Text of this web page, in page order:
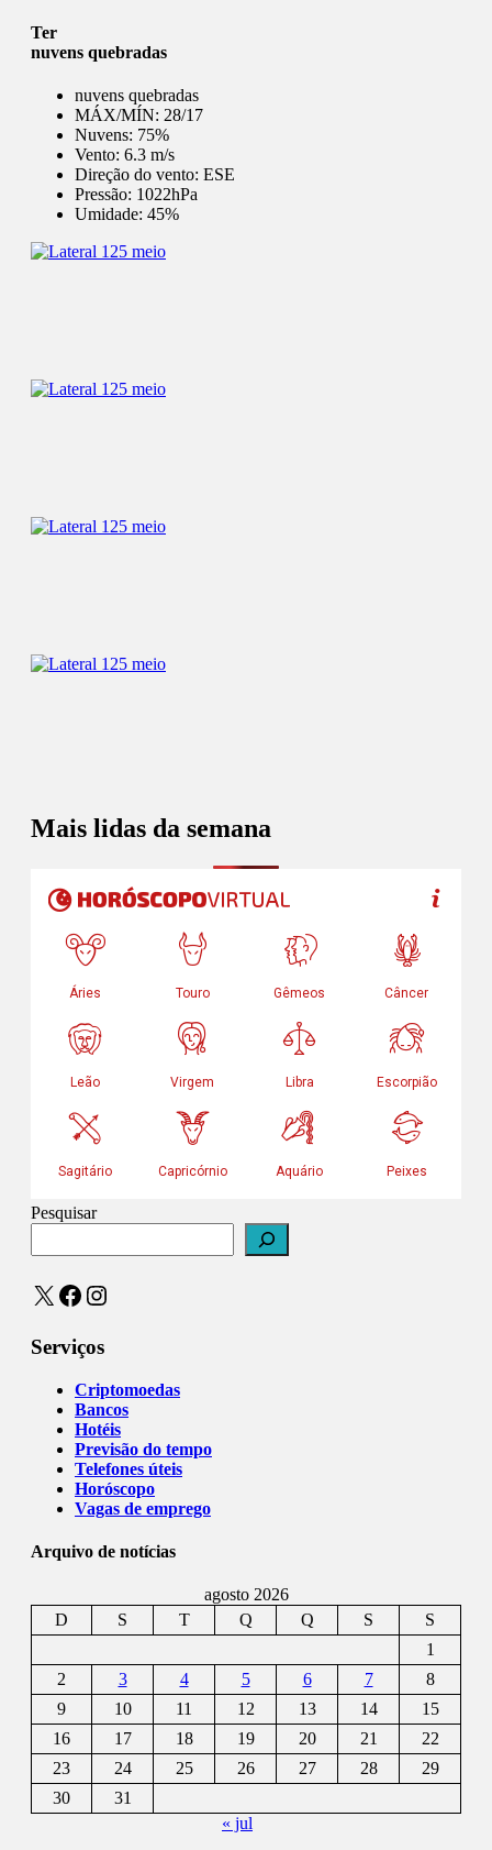
Ter
nuvens quebradas
nuvens quebradas
MÁX/MÍN: 28/17
Nuvens: 75%
Vento: 6.3 m/s
Direção do vento: ESE
Pressão: 1022hPa
Umidade: 45%
Mais lidas da semana
Pesquisar
X Facebook
Instagram
Serviços
Criptomoedas
Bancos
Hotéis
Previsão do tempo
Telefones úteis
Horóscopo
Vagas de emprego
Arquivo de notícias
agosto 2026
D
S T Q Q S
S
1
2
3 4 5 6 7
8
9
10 11 12 13 14
15
16
17 18 19 20 21
22
23
24 25 26 27 28
29
30
31
« jul